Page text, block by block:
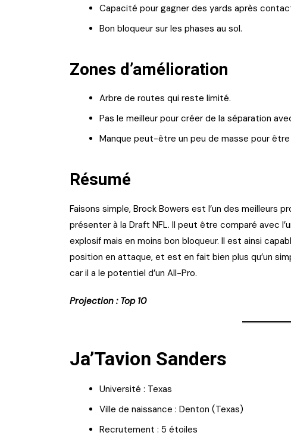
Capacité pour gagner des yards après
Bon bloqueur sur les phases au sol.
Zones d’amélioration
Arbre de routes qui reste limité.
Pas le meilleur pour créer de la séparation
Manque peut-être un peu de masse pour être
Résumé
Faisons simple, Brock Bowers est l’un des
présenter à la Draft NFL. Il peut être comparé avec
explosif mais en moins bon bloqueur. Il est ainsi
position en attaque, et est en fait bien plus qu’un
car il a le potentiel d’un All-Pro.
Projection : Top 10
Ja’Tavion Sanders
Université : Texas
Ville de naissance : Denton (Texas)
Recrutement : 5 étoiles